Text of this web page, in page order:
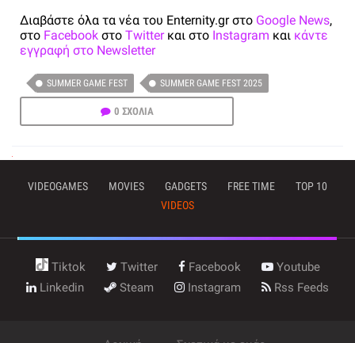
Διαβάστε όλα τα νέα του Enternity.gr στο Google News,
στο Facebook στο Twitterκαι στο Instagram και κάντε
εγγραφή στο Newsletter
SUMMER GAME FEST SUMMER GAME FEST 2025
0 ΣΧΟΛΙΑ
VIDEOGAMES MOVIES GADGETS FREE TIME
TOP 10
VIDEOS
Tiktok Twitter Facebook
Youtube
Linkedin
Steam Instagram Rss Feeds